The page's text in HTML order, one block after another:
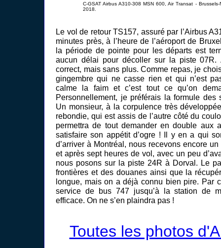
C-GSAT Airbus A310-308 MSN 600, Air Transat -
2018.
Le vol de retour TS157, assuré par l’Airbus
minutes près, à l’heure de l’aéroport de
la période de pointe pour les départs est
aucun délai pour décoller sur la piste
correct, mais sans plus. Comme repas, je
gingembre qui ne casse rien et qui n’est
calme la faim et c’est tout ce qu’on
Personnellement, je préférais la formule des
Un monsieur, à la corpulence très
rebondie, qui est assis de l’autre côté du
permettra de tout demander en double aux
satisfaire son appétit d’ogre ! Il y en a qui
d’arriver à Montréal, nous recevons encore
et après sept heures de vol, avec un peu
nous posons sur la piste 24R à Dorval. Le
frontières et des douanes ainsi que la
longue, mais on a déjà connu bien pire. Par
service de bus 747 jusqu’à la station de
efficace. On ne s’en plaindra pas !
Toutes les photos